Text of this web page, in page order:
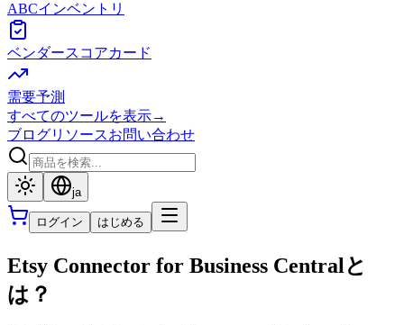
ABCインベントリ
ベンダースコアカード
需要予測
すべてのツールを表示→
ブログリソースお問い合わせ
ja
ログイン はじめる
Etsy Connector for Business Centralと
は？